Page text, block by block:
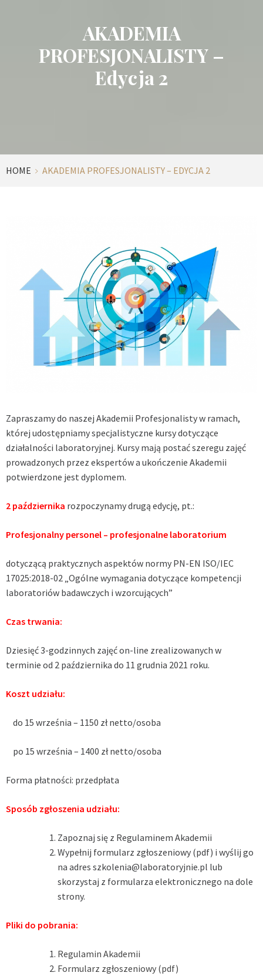
AKADEMIA
PROFESJONALISTY –
Edycja 2
HOME AKADEMIA PROFESJONALISTY – EDYCJA 2
Zapraszamy do naszej Akademii Profesjonalisty w ramach,
której udostępniamy specjalistyczne kursy dotyczące
działalności laboratoryjnej. Kursy mają postać szeregu zajęć
prowadzonych przez ekspertów a ukończenie Akademii
potwierdzone jest dyplomem.
2 października rozpoczynamy drugą edycję, pt.:
Profesjonalny personel – profesjonalne laboratorium
dotyczącą praktycznych aspektów normy PN-EN ISO/IEC
17025:2018-02 „Ogólne wymagania dotyczące kompetencji
laboratoriów badawczych i wzorcujących”
Czas trwania:
Dziesięć 3-godzinnych zajęć on-line zrealizowanych w
terminie od 2 października do 11 grudnia 2021 roku.
Koszt udziału:
do 15 września – 1150 zł netto/osoba
po 15 września – 1400 zł netto/osoba
Forma płatności: przedpłata
Sposób zgłoszenia udziału:
Zapoznaj się z Regulaminem Akademii
Wypełnij formularz zgłoszeniowy (pdf) i wyślij go
na adres szkolenia@laboratoryjnie.pl lub
skorzystaj z formularza elektronicznego na dole
strony.
Pliki do pobrania:
Regulamin Akademii
Formularz zgłoszeniowy (pdf)